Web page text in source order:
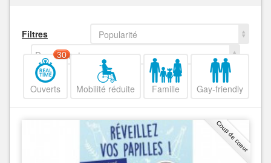
Filtres
Popularité
Decroissant
Ouverts
30
Mobilité réduite Famille Gay-friendly
Coup de coeur